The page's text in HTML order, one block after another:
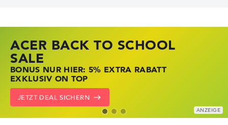
ACER BACK TO SCHOOL
SALE
BONUS NUR HIER: 5% EXTRA RABATT
EXKLUSIV ON TOP
JETZT DEAL SICHERN
HP STORE SSV DEALS
JETZT ZUGREIFEN: NOTEBOOKS BEI HP
KRÄFTIG REDUZIERT
ZU DEN HP ANGEBOTEN
LENOVO LAPTOP DEALS
NOTEBOOKS BEI LENOVO JETZT
KRÄFTIG REDUZIERT
LENOVO DEALS ZEIGEN